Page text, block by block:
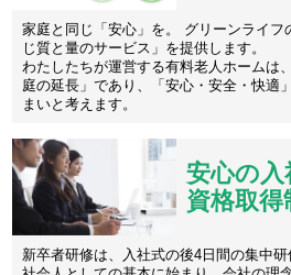
家庭と同じ「安心」を。 グリーンライフ
じ質と量のサービス」を提供します。
わたしたちが運営する有料老人ホームは
庭の延長」であり、「安心・安全・快適
まいと考えます。
安心の入
資格取得
新卒者研修は、入社式の後4日間の集中研